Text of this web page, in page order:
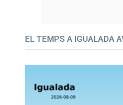
EL TEMPS A IGUALADA